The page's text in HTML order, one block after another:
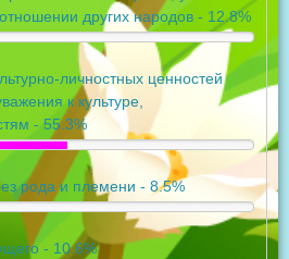
других народов - 12.8%
личностных ценностей
к культуре,
- 55.3%
рода и племени - 8.5%
- 10.6%